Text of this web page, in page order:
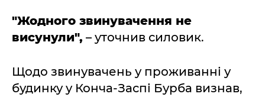
"Жодного звинувачення не
висунули", – уточнив силовик.
Щодо звинувачень у проживанні у
будинку у Конча-Заспі Бурба визнав,